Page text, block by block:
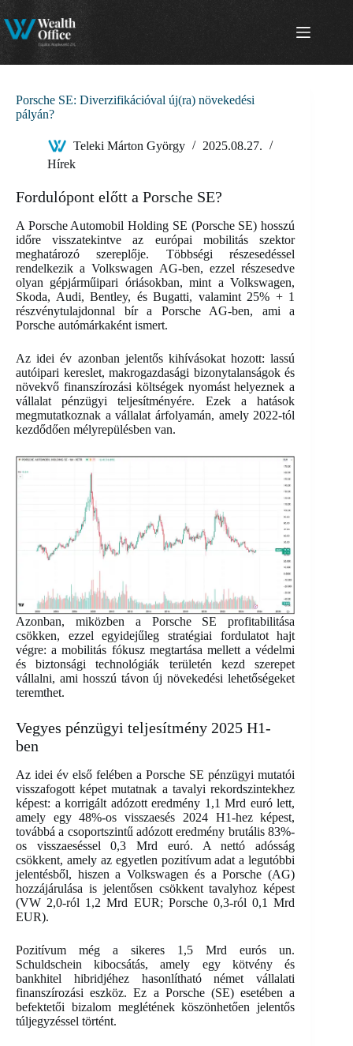
Skip
to
content
Porsche SE: Diverzifikációval új(ra) növekedési
pályán?
Teleki Márton György
2025.08.27.
Hírek
Fordulópont előtt a Porsche SE?
A Porsche Automobil Holding SE (Porsche SE) hosszú
időre visszatekintve az európai mobilitás szektor
meghatározó szereplője. Többségi részesedéssel
rendelkezik a Volkswagen AG-ben, ezzel részesedve
olyan gépjárműipari óriásokban, mint a Volkswagen,
Skoda, Audi, Bentley, és Bugatti, valamint 25% + 1
részvénytulajdonnal bír a Porsche AG-ben, ami a
Porsche autómárkaként ismert.
Az idei év azonban jelentős kihívásokat hozott: lassú
autóipari kereslet, makrogazdasági bizonytalanságok és
növekvő finanszírozási költségek nyomást helyeznek a
vállalat pénzügyi teljesítményére. Ezek a hatások
megmutatkoznak a vállalat árfolyamán, amely 2022-tól
kezdődően mélyrepülésben van.
Azonban, miközben a Porsche SE profitabilitása
csökken, ezzel egyidejűleg stratégiai fordulatot hajt
végre: a mobilitás fókusz megtartása mellett a védelmi
és biztonsági technológiák területén kezd szerepet
vállalni, ami hosszú távon új növekedési lehetőségeket
teremthet.
Vegyes pénzügyi teljesítmény 2025 H1-
ben
Az idei év első felében a Porsche SE pénzügyi mutatói
visszafogott képet mutatnak a tavalyi rekordszintekhez
képest: a korrigált adózott eredmény 1,1 Mrd euró lett,
amely egy 48%-os visszaesés 2024 H1-hez képest,
továbbá a csoportszintű adózott eredmény brutális 83%-
os visszaeséssel 0,3 Mrd euró. A nettó adósság
csökkent, amely az egyetlen pozitívum adat a legutóbbi
jelentésből, hiszen a Volkswagen és a Porsche (AG)
hozzájárulása is jelentősen csökkent tavalyhoz képest
(VW 2,0-ról 1,2 Mrd EUR; Porsche 0,3-ról 0,1 Mrd
EUR).
Pozitívum még a sikeres 1,5 Mrd eurós un.
Schuldschein kibocsátás, amely egy kötvény és
bankhitel hibridjéhez hasonlítható német vállalati
finanszírozási eszköz. Ez a Porsche (SE) esetében a
befektetői bizalom meglétének köszönhetően jelentős
túljegyzéssel történt.